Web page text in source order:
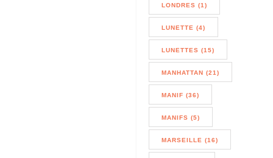
LONDRES (1)
LUNETTE (4)
LUNETTES (15)
MANHATTAN (21)
MANIF (36)
MANIFS (5)
MARSEILLE (16)